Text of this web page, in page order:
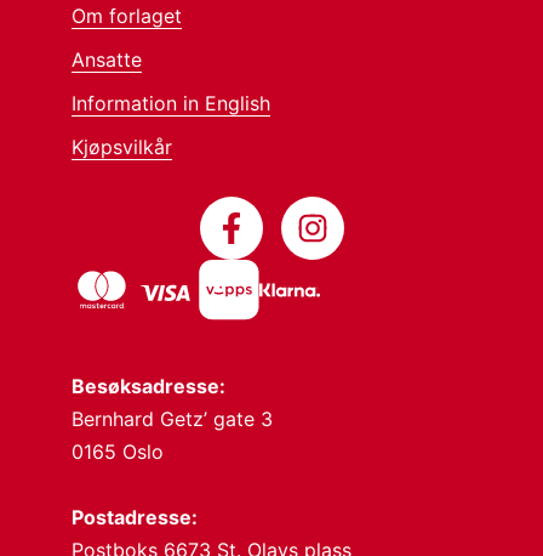
Besøksadresse:
Bernhard Getz’ gate 3
0165 Oslo
Postadresse:
Postboks 6673 St. Olavs plass
Om forlaget
Ansatte
Information in English
Kjøpsvilkår